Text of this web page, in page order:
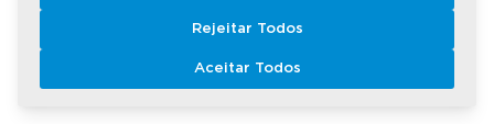
Copyright © 2026 LG lugar de gente - Todos os direitos
reservados.
Política de Privacidade
Rejeitar Todos
Aceitar Todos